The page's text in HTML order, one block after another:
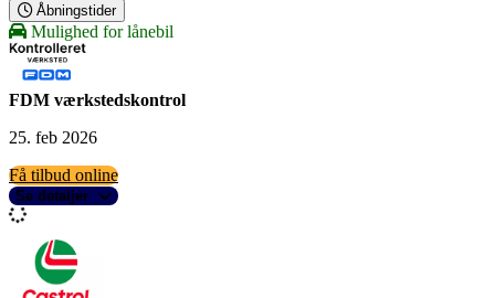
Åbningstider
Mulighed for lånebil
FDM værkstedskontrol
25. feb 2026
Få tilbud online
Se detaljer